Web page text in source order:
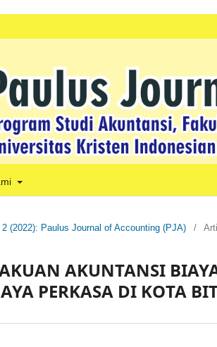
2 (2022): Paulus Journal of Accounting (PJA) /
AKUNTANSI
PERKASA DI KOTA